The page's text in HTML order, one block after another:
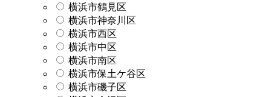
横浜市鶴見区
横浜市神奈川区
横浜市西区
横浜市中区
横浜市南区
横浜市保土ケ谷区
横浜市磯子区